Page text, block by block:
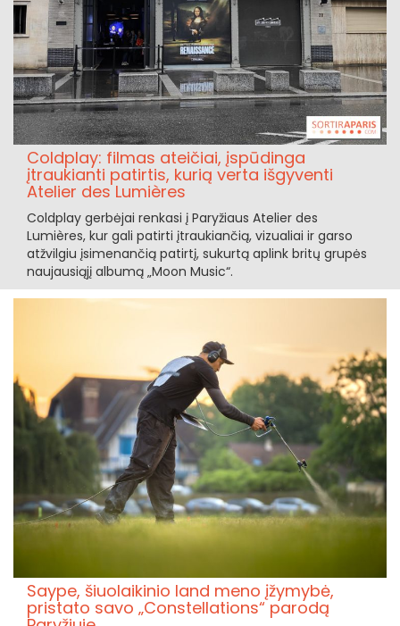
Coldplay: filmas ateičiai, įspūdinga
įtraukianti patirtis, kurią verta išgyventi
Atelier des Lumières
Coldplay gerbėjai renkasi į Paryžiaus Atelier des
Lumières, kur gali patirti įtraukiančią, vizualiai ir garso
atžvilgiu įsimenančią patirtį, sukurtą aplink britų grupės
naujausiąjį albumą „Moon Music“.
Saype, šiuolaikinio land meno įžymybė,
pristato savo „Constellations“ parodą